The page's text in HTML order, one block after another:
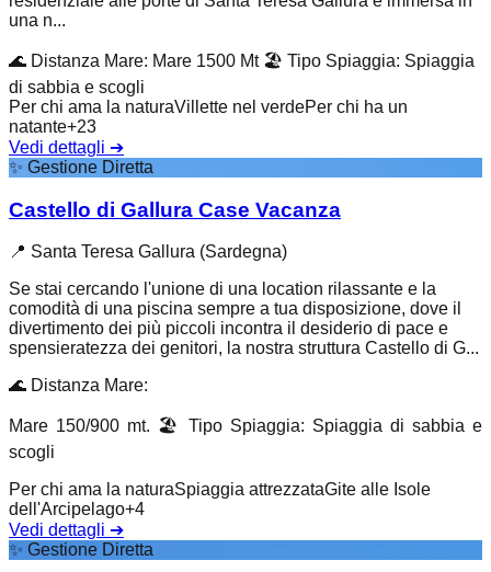
una n...
🌊 Distanza Mare: Mare 1500 Mt 🏖️ Tipo Spiaggia: Spiaggia
di sabbia e scogli
Per chi ama la naturaVillette nel verdePer chi ha un
natante+23
Vedi dettagli ➔
✨ Gestione Diretta
Castello di Gallura Case Vacanza
📍 Santa Teresa Gallura (Sardegna)
Se stai cercando l'unione di una location rilassante e la
comodità di una piscina sempre a tua disposizione, dove il
divertimento dei più piccoli incontra il desiderio di pace e
spensieratezza dei genitori, la nostra struttura Castello di G...
🌊 Distanza Mare:
Mare 150/900 mt. 🏖️ Tipo Spiaggia: Spiaggia di sabbia e
scogli
Per chi ama la naturaSpiaggia attrezzataGite alle Isole
dell'Arcipelago+4
Vedi dettagli ➔
✨ Gestione Diretta